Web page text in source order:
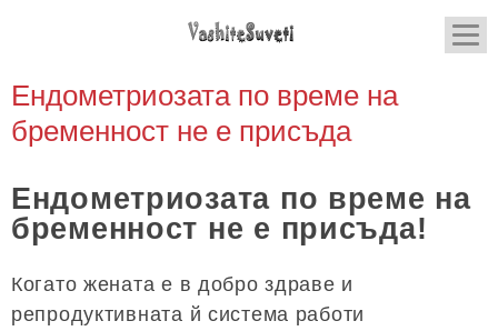
Ендометриозата по време на
бременност не е присъда
Ендометриозата по време на
бременност не е присъда!
Когато жената е в добро здраве и
репродуктивната й система работи